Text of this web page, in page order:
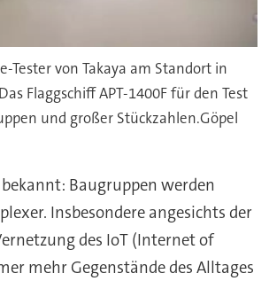
Tester von Takaya am Standort in
Flaggschiff APT-1400F für den Test
und großer Stückzahlen.Göpel
Baugruppen werden
Insbesondere angesichts der
des IoT (Internet of
mehr Gegenstände des Alltages